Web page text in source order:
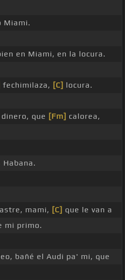
Miami.
en Miami, en la locura.
fechimilaza, [C] locura.
dinero, que [Fm] calorea,
Habana.
mami, [C] que le van a
mi primo.
bañé el Audi pa' mi, que